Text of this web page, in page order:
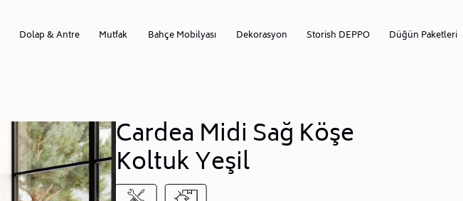
Dolap & Antre Mutfak Bahçe Mobilyası Dekorasyon Storish DEPPO Düğün Paketleri
Cardea Midi Sağ Köşe
Koltuk Yeşil